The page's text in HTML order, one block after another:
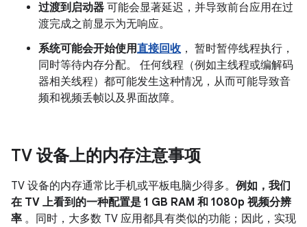
过渡到启动器 可能会显著延迟，并导致前台应用在过
渡完成之前显示为无响应。
系统可能会开始使用直接回收， 暂时暂停线程执行，
同时等待内存分配。 任何线程（例如主线程或编解码
器相关线程）都可能发生这种情况，从而可能导致音
频和视频丢帧以及界面故障。
TV 设备上的内存注意事项
TV 设备的内存通常比手机或平板电脑少得多。 例如，我们
在 TV 上看到的一种配置是 1 GB RAM 和 1080p 视频分辨
率 。同时，大多数 TV 应用都具有类似的功能；因此，实现